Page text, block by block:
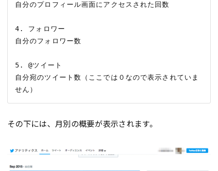
自分のプロフィール画面にアクセスされた回数
4. フォロワー
自分のフォロワー数
5. @ツイート
自分宛のツイート数（ここでは０なので表示されていま
その下には、月別の概要が表示されます。